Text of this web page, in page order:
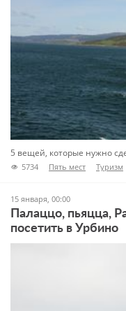
5 вещей, которые нужно
5734 Пять мест Туризм
15 января, 00:00
Палаццо, пьяцца,
посетить в Урбино